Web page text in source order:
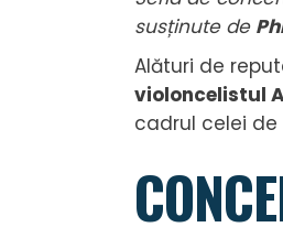
susținute de
Alături de
violoncelistul
cadrul celei de